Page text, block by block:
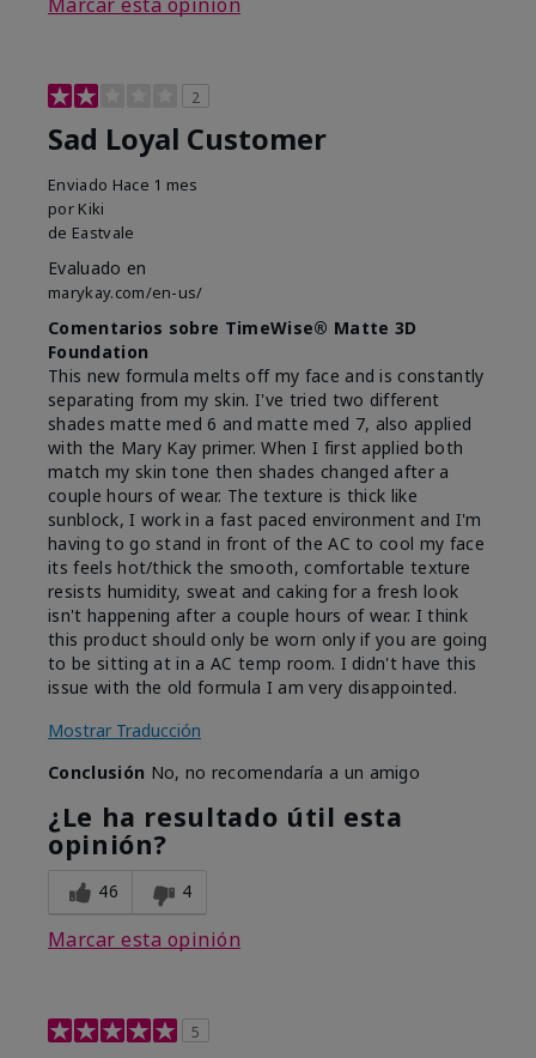
2
Sad Loyal Customer
Enviado Hace 1 mes
por Kiki
de Eastvale
Evaluado en
marykay.com/en-us/
Comentarios sobre TimeWise® Matte 3D
Foundation
This new formula melts off my face and is constantly
separating from my skin. I've tried two different
shades matte med 6 and matte med 7, also applied
with the Mary Kay primer. When I first applied both
match my skin tone then shades changed after a
couple hours of wear. The texture is thick like
sunblock, I work in a fast paced environment and I'm
having to go stand in front of the AC to cool my face
its feels hot/thick the smooth, comfortable texture
resists humidity, sweat and caking for a fresh look
isn't happening after a couple hours of wear. I think
this product should only be worn only if you are going
to be sitting at in a AC temp room. I didn't have this
issue with the old formula I am very disappointed.
Mostrar Traducción
Conclusión No, no recomendaría a un amigo
¿Le ha resultado útil esta
opinión?
46 4
Marcar esta opinión
5